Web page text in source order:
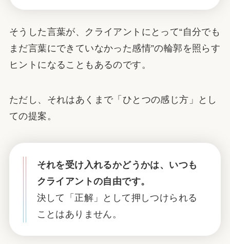
そうした言葉が、クライアントにとって“自分でも
まだ言葉にできていなかった感情”の輪郭を照らす
ヒントになることもあるのです。
ただし、それはあくまで「ひとつの感じ方」とし
ての提案。
それを受け入れるかどうかは、いつも
クライアントの自由です。
決して「正解」として押しつけられる
ことはありません。